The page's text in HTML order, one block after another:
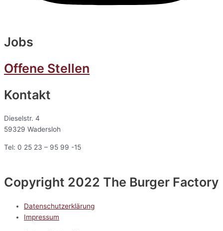
Jobs
Offene Stellen
Kontakt
Dieselstr. 4
59329 Wadersloh
Tel: 0 25 23 – 95 99 -15
Copyright 2022 The Burger Factory
Datenschutzerklärung
Impressum